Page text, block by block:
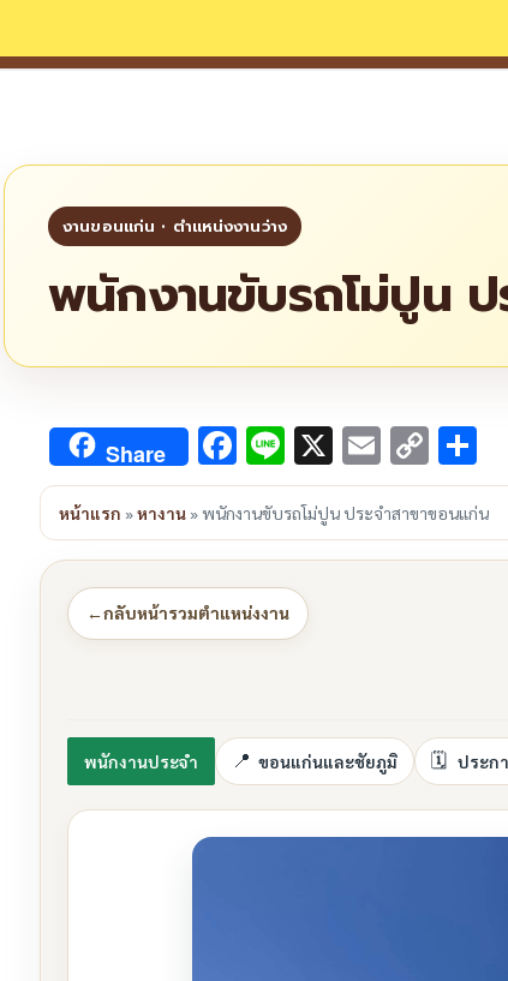
พนักงานขับรถโม่ปูน ป
Share Facebook
Line
X Email
Copy
Link
หน้าแรก »หางาน » พนักงานขับรถโม่ปูน ประจำสาขาขอนแก่น
←กลับหน้ารวมตำแหน่งงาน
พนักงานประจำ ขอนแก่นและชัยภูมิ ประก